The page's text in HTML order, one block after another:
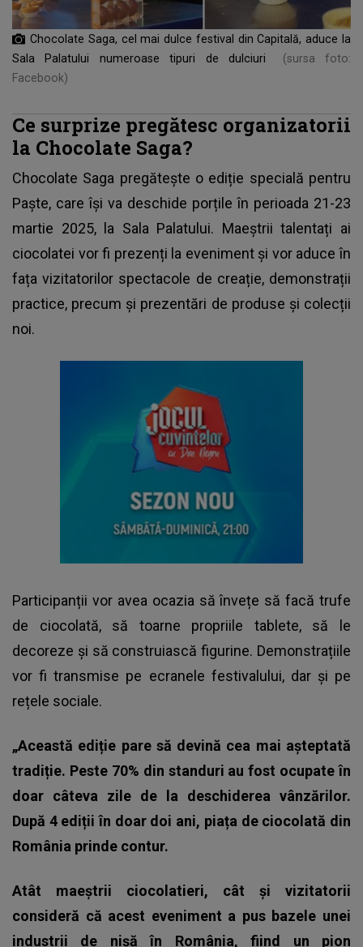
Chocolate Saga, cel mai dulce festival din Capitală, aduce la
Sala Palatului numeroase tipuri de dulciuri
(sursa foto:
Facebook)
Ce surprize pregătesc organizatorii
la Chocolate Saga?
Chocolate Saga pregătește o ediție specială pentru
Paște, care își va deschide porțile în perioada 21-23
martie 2025, la Sala Palatului. Maeștrii talentați ai
ciocolatei vor fi prezenți la eveniment și vor aduce în
fața vizitatorilor spectacole de creație, demonstrații
practice, precum și prezentări de produse și colecții
noi.
Participanții vor avea ocazia să învețe să facă trufe
de ciocolată, să toarne propriile tablete, să le
decoreze și să construiască figurine. Demonstrațiile
vor fi transmise pe ecranele festivalului, dar și pe
rețele sociale.
„Această ediție pare să devină cea mai așteptată
tradiție. Peste 70% din standuri au fost ocupate în
doar câteva zile de la deschiderea vânzărilor.
După 4 ediții în doar doi ani, piața de ciocolată din
România prinde contur.
Atât maeștrii ciocolatieri, cât și vizitatorii
consideră că acest eveniment a pus bazele unei
industrii de nișă în România, fiind un pion